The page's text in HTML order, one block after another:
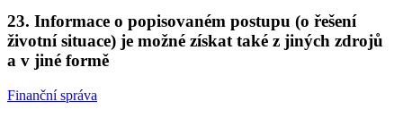
23. Informace o popisovaném postupu (o řešení
životní situace) je možné získat také z jiných zdrojů
a v jiné formě
Finanční správa